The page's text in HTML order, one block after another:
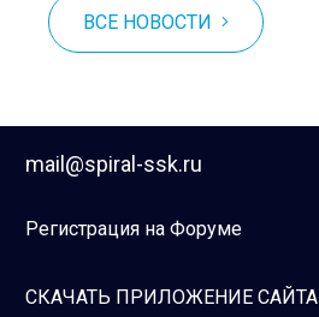
ВСЕ НОВОСТИ
mail@spiral-ssk.ru
Регистрация на Форуме
СКАЧАТЬ ПРИЛОЖЕНИЕ САЙТА